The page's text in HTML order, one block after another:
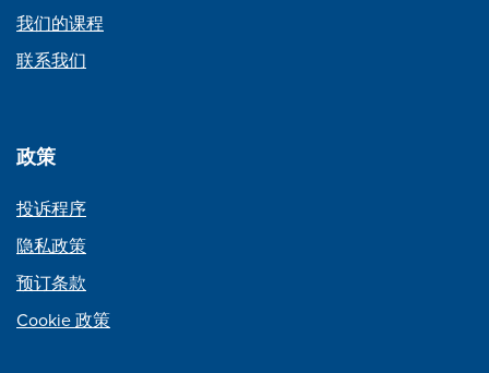
我们的课程
联系我们
政策
投诉程序
隐私政策
预订条款
Cookie 政策